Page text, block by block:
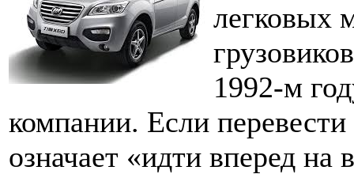
легковых
1992-м
компании. Если
означает «идти вперед на